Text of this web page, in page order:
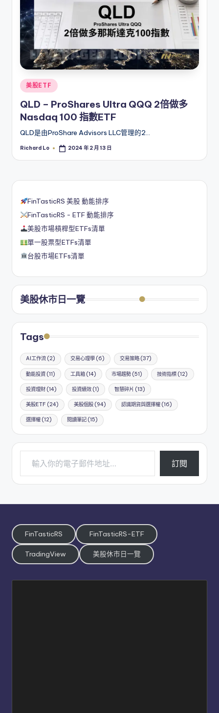
Posted
in
美股ETF
QLD – ProShares Ultra QQQ 2倍做多
Nasdaq 100 指數ETF
QLD是由ProShare Advisors LLC管理的2…
Posted
Richard Lo 2024 年 2 月 13 日
FinTasticRS 美股 動能排序
FinTasticRS - ETF 動能排序
美股市場槓桿型ETFs清單
單一股票型ETFs清單
台股市場ETFs清單
美股休市日一覽
Tags
AI工作流 (2) 交易心理學(6) 交易策略(37)
動能投資 (11) 工具箱(14) 市場趨勢(51) 技術指標 (12)
投資理財 (14) 投資績效(1) 智慧碎片 (13)
美股ETF (24) 美股個股(94) 認識期貨與選擇權(16)
選擇權 (12) 閱讀筆記(15)
輸入你的電子郵件地址…
訂閱
FinTasticRS FinTasticRS-ETF
TradingView 美股休市日一覽